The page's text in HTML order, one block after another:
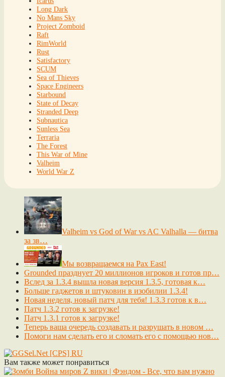
Long Dark
No Mans Sky
Project Zomboid
Raft
RimWorld
Rust
Satisfactory
SCUM
Sea of Thieves
Space Engineers
Starbound
State of Decay
Stranded Deep
Subnautica
Sunless Sea
Terraria
The Forest
This War of Mine
Valheim
World War Z
Valheim vs God of War vs AC Valhalla — битва
за зв…
Мы возвращаемся на Pax East!
Grounded празднует 20 миллионов игроков и готов пр…
Вслед за 1.3.4 вышла новая версия 1.3.5, готовая к…
Больше гаджетов и штуковин в изобилии 1.3.4!
Новая неделя, новый патч для тебя! 1.3.3 готов к в…
Патч 1.3.2 готов к загрузке!
Патч 1.3.1 готов к загрузке!
Теперь ваша очередь создавать и разрушать в новом …
Помоги нам сделать его и сломать его с помощью нов…
Вам также может понравиться